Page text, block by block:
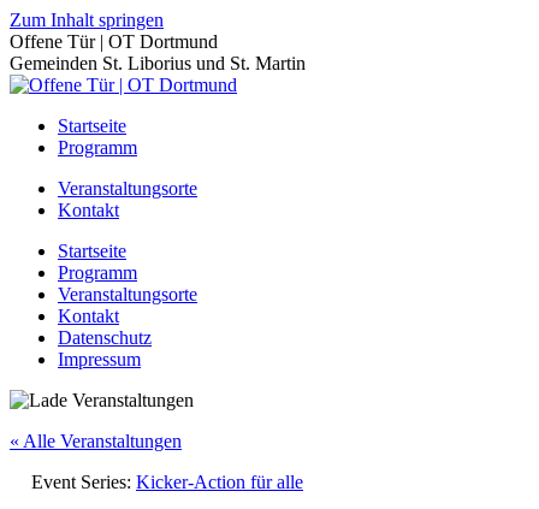
Zum Inhalt springen
Offene Tür | OT Dortmund
Gemeinden St. Liborius und St. Martin
Startseite
Programm
Veranstaltungsorte
Kontakt
Startseite
Programm
Veranstaltungsorte
Kontakt
Datenschutz
Impressum
« Alle Veranstaltungen
Event Series: Kicker-Action für alle